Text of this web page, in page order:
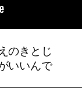
のきとじ
いいんで